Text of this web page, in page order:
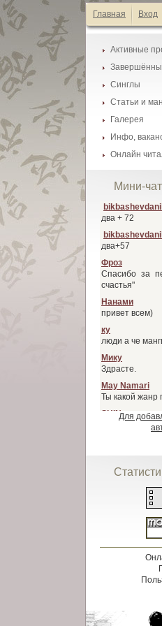
Главная Вход
Активные
Каталог манги
Список А-Я
Каталог манги
Список А-Я
Синглы
Каталог манги
Список А-Я
Статьи и
Каталог статей
Список А-Я
Галерея
Галеея фонов
Галеея
Инфо,
Наши друзья
Наши баннеры
Вакансии
Онлайн
Завершённые
Синглы
Мини-чат
Для